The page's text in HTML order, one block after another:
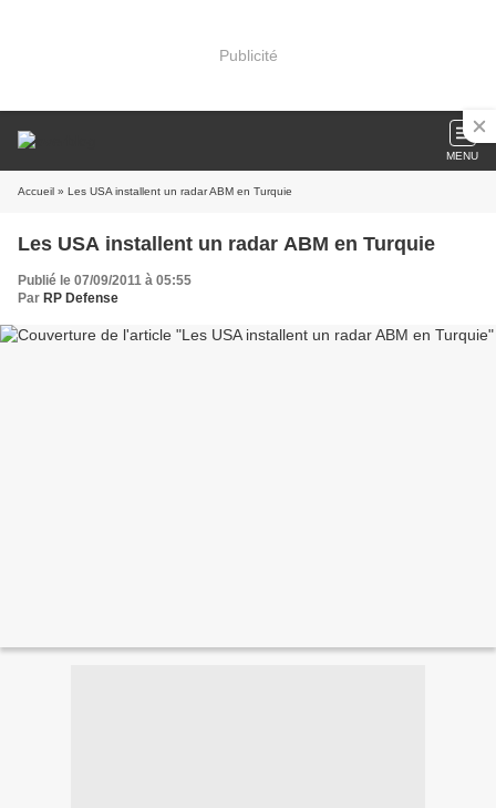
Publicité
MENU
Accueil » Les USA installent un radar ABM en Turquie
Les USA installent un radar ABM en Turquie
Publié le 07/09/2011 à 05:55
Par RP Defense